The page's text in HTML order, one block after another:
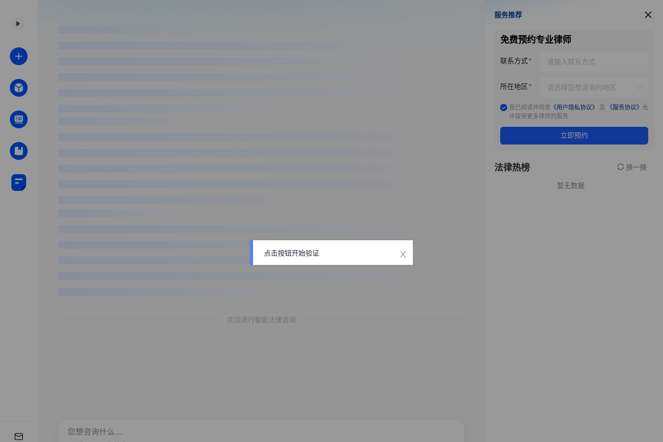
欢迎进行智能法律咨询
服务推荐
服务推荐
免费预约专业律师
联系方式
所在地区
我已阅读并同意 《用户隐私协议》 及 《服务协议》 允
许接受更多律师的服务
立即预约
法律热榜 换一换
暂无数据
点击按钮开始验证 x